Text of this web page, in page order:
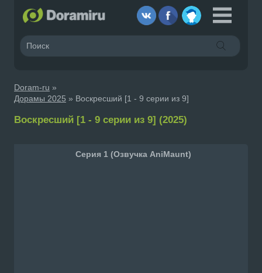
Doram-ru »
Дорамы 2025 » Воскресший [1 - 9 серии из 9]
Воскресший [1 - 9 серии из 9] (2025)
Серия 1 (Озвучка AniMaunt)